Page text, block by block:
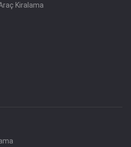
Kiralama